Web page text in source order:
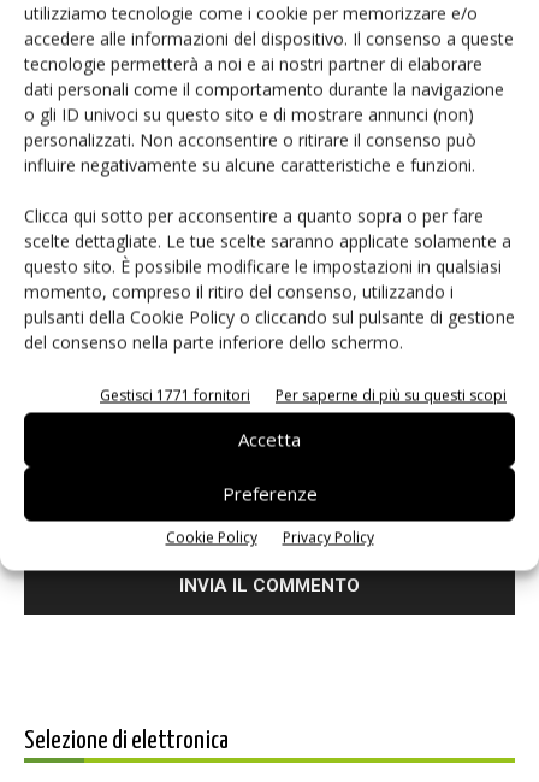
utilizziamo tecnologie come i cookie per memorizzare e/o
accedere alle informazioni del dispositivo. Il consenso a queste
tecnologie permetterà a noi e ai nostri partner di elaborare
dati personali come il comportamento durante la navigazione
o gli ID univoci su questo sito e di mostrare annunci (non)
personalizzati. Non acconsentire o ritirare il consenso può
influire negativamente su alcune caratteristiche e funzioni.
Clicca qui sotto per acconsentire a quanto sopra o per fare
scelte dettagliate. Le tue scelte saranno applicate solamente a
questo sito. È possibile modificare le impostazioni in qualsiasi
momento, compreso il ritiro del consenso, utilizzando i
pulsanti della Cookie Policy o cliccando sul pulsante di gestione
del consenso nella parte inferiore dello schermo.
Gestisci 1771 fornitori Per saperne di più su questi scopi
Accetta
Preferenze
Cookie Policy Privacy Policy
LASCIA UN COMMENTO
Salva il mio nome, email e sito web in questo browser per i
prossimi commenti.
Selezione di elettronica